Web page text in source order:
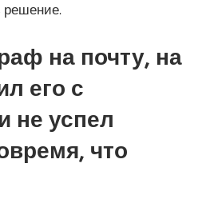
решение.
на почту, на
его с
не успел
что